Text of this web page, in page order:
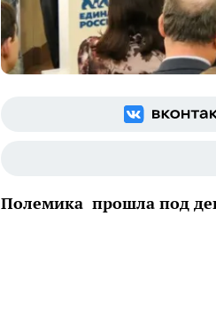
Полемика прошла под